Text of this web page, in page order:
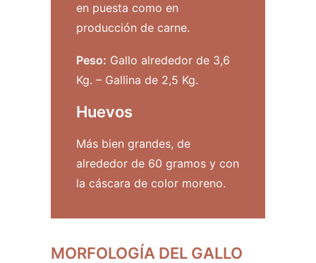
en puesta como en
producción de carne.
Peso: Gallo alrededor de 3,6
Kg. – Gallina de 2,5 Kg.
Huevos
Más bien grandes, de
alrededor de 60 gramos y con
la cáscara de color moreno.
MORFOLOGÍA DEL GALLO